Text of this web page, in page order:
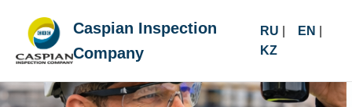
Caspian Inspection
Company
RU EN
KZ